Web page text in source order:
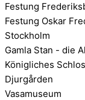
Festung
Festung Oskar
Stockholm
Gamla Stan - die
Königliches
Djurgården
Vasamuseum